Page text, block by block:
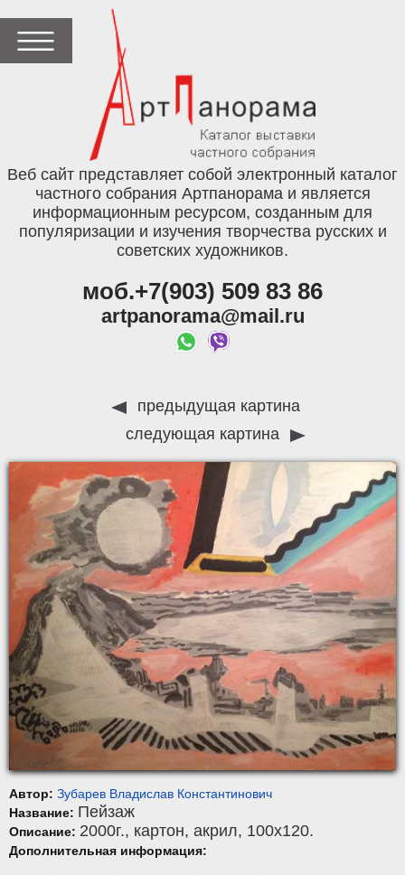
Веб сайт представляет собой электронный каталог
частного собрания Артпанорама и является
информационным ресурсом, созданным для
популяризации и изучения творчества русских и
советских художников.
моб.+7(903) 509 83 86
artpanorama@mail.ru
предыдущая картина
следующая картина
Автор: Зубарев Владислав Константинович
Название: Пейзаж
Описание: 2000г., картон, акрил, 100x120.
Дополнительная информация: